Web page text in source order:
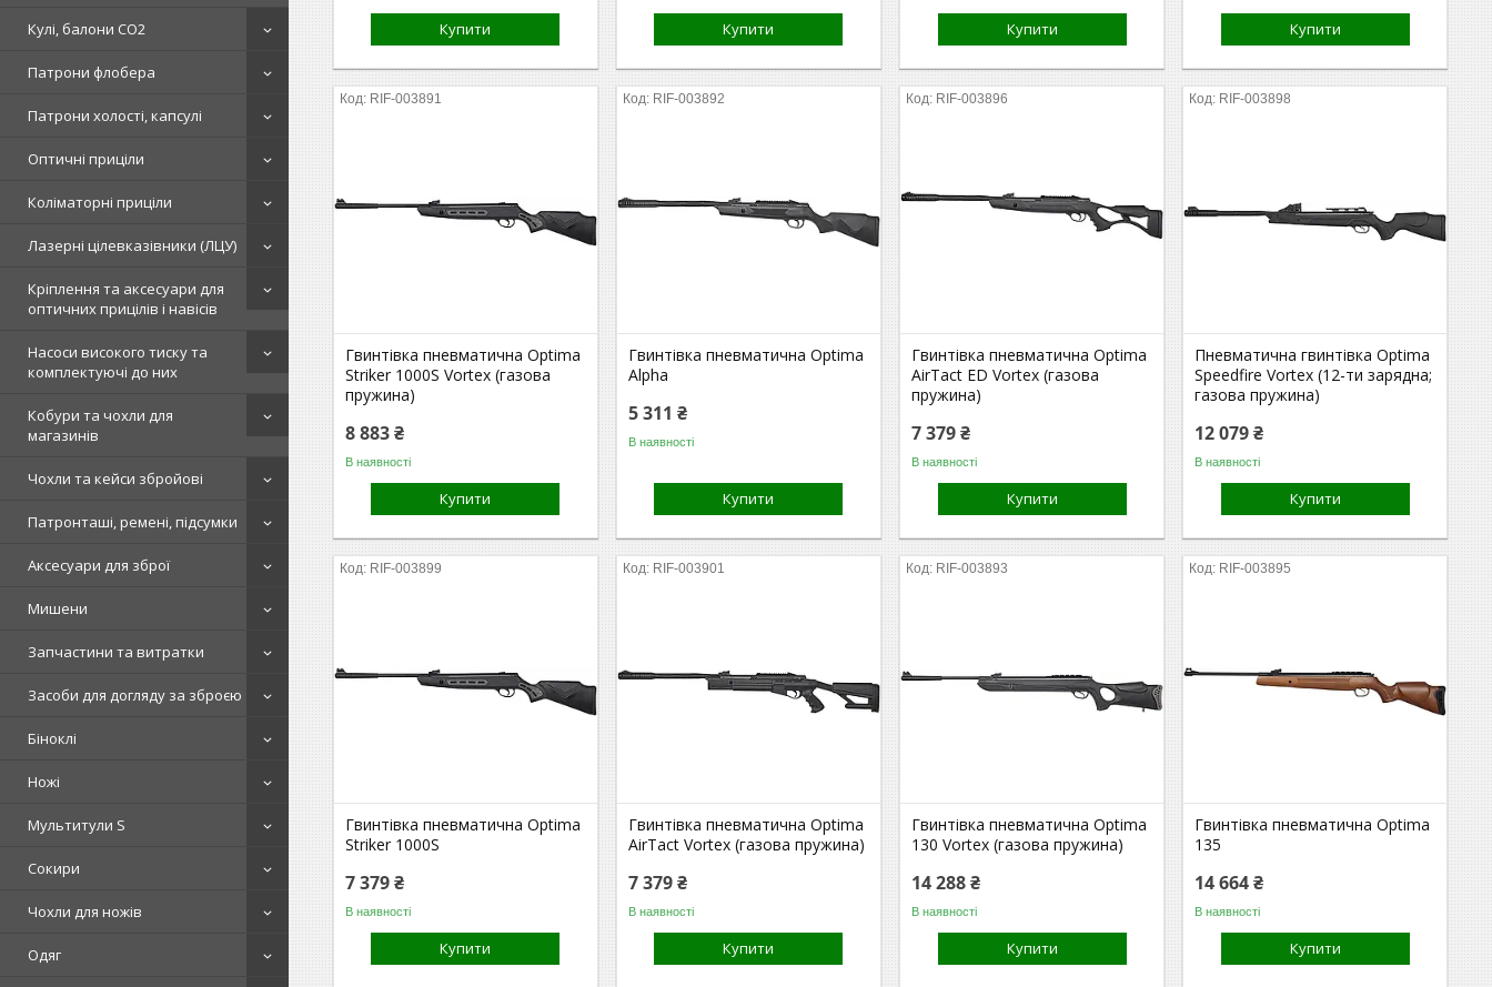
Кулі, балони СО2
Патрони флобера
Патрони холості, капсулі
Оптичні приціли
Коліматорні приціли
Лазерні цілевказівники (ЛЦУ)
Кріплення та аксесуари для
оптичних прицілів і навісів
Насоси високого тиску та
комплектуючі до них
Кобури та чохли для
магазинів
Чохли та кейси збройові
Патронташі, ремені, підсумки
Аксесуари для зброї
Мишени
Запчастини та витратки
Засоби для догляду за зброєю
Біноклі
Ножі
Мультитули S
Сокири
Чохли для ножів
Одяг
Купити Купити Купити Купити
RIF-003891
Гвинтівка пневматична Optima
Striker 1000S Vortex (газова
пружина)
8 883 ₴
В наявності
Купити
RIF-003892
Гвинтівка пневматична Optima
Alpha
5 311 ₴
В наявності
Купити
RIF-003896
Гвинтівка пневматична Optima
AirTact ED Vortex (газова
пружина)
7 379 ₴
В наявності
Купити
RIF-003898
Пневматична гвинтівка Optima
Speedfire Vortex (12-ти зарядна;
газова пружина)
12 079 ₴
В наявності
Купити
RIF-003899
Гвинтівка пневматична Optima
Striker 1000S
7 379 ₴
В наявності
Купити
RIF-003901
Гвинтівка пневматична Optima
AirTact Vortex (газова пружина)
7 379 ₴
В наявності
Купити
RIF-003893
Гвинтівка пневматична Optima
130 Vortex (газова пружина)
14 288 ₴
В наявності
Купити
RIF-003895
Гвинтівка пневматична Optima
135
14 664 ₴
В наявності
Купити